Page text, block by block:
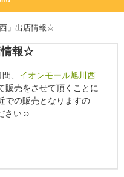
西」出店情報☆
情報☆
、 イオンモール旭川西
販売をさせて頂くことに
での販売となりますの
さい☺